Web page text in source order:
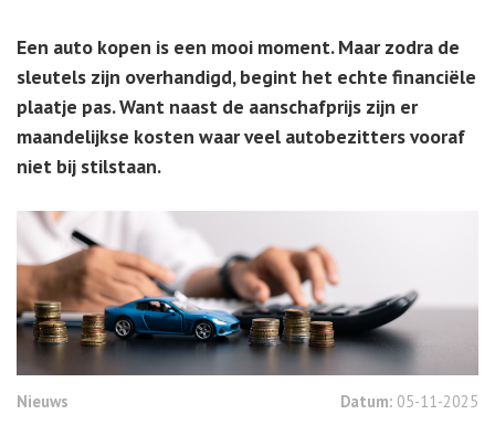
Een auto kopen is een mooi moment. Maar zodra de
sleutels zijn overhandigd, begint het echte financiële
plaatje pas. Want naast de aanschafprijs zijn er
maandelijkse kosten waar veel autobezitters vooraf
niet bij stilstaan.
Nieuws Datum: 05-11-2025